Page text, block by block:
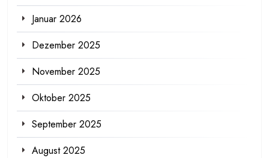
Januar 2026
Dezember 2025
November 2025
Oktober 2025
September 2025
August 2025